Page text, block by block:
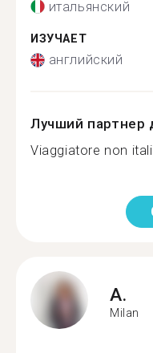
итальянский
ИЗУЧАЕТ
английский
Лучший партнер
Viaggiatore non
A.
Milan